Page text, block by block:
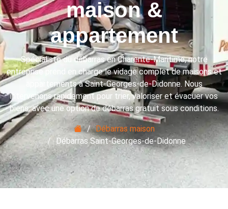
maison &
appartement
Spécialiste du débarras en Charente-Maritime, notre
entreprise prend en charge le vidage complet de maisons et
appartements à Saint-Georges-de-Didonne. Nous
intervenons rapidement pour trier, valoriser et évacuer vos
biens, avec une option de débarras gratuit sous conditions.
Débarras maison
Débarras Saint-Georges-de-Didonne